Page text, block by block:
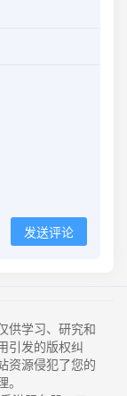
发送评论
供学习、研究和
引发的版权纠
资源侵犯了您的